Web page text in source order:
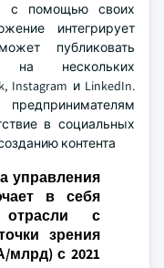
с помощью своих
интегрирует
публиковать
на нескольких
Instagram и LinkedIn.
в социальных
контента
управления
в себя
отрасли с
зрения
с 2021